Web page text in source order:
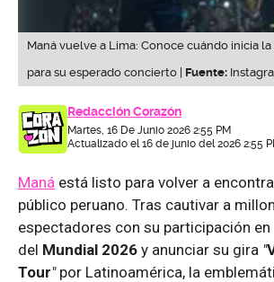
Maná vuelve a Lima: Conoce cuándo inicia
para su esperado concierto | Fuente:
Redacción Corazón
Martes, 16 De Junio 2026 2:55 PM
Actualizado el 16 de junio del 2026 2:55
Maná está listo para volver a
público peruano. Tras cautivar a
espectadores con su participación
del Mundial 2026 y anunciar su gira "
Tour"por Latinoamérica, la